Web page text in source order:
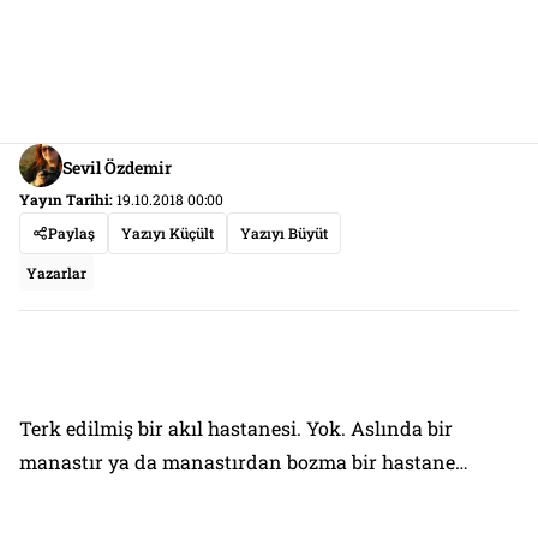
Sevil Özdemir
Yayın Tarihi:19.10.2018 00:00
Paylaş
Yazıyı Küçült Yazıyı Büyüt
Yazarlar
Terk edilmiş bir akıl hastanesi. Yok. Aslında bir
manastır ya da manastırdan bozma bir hastane…